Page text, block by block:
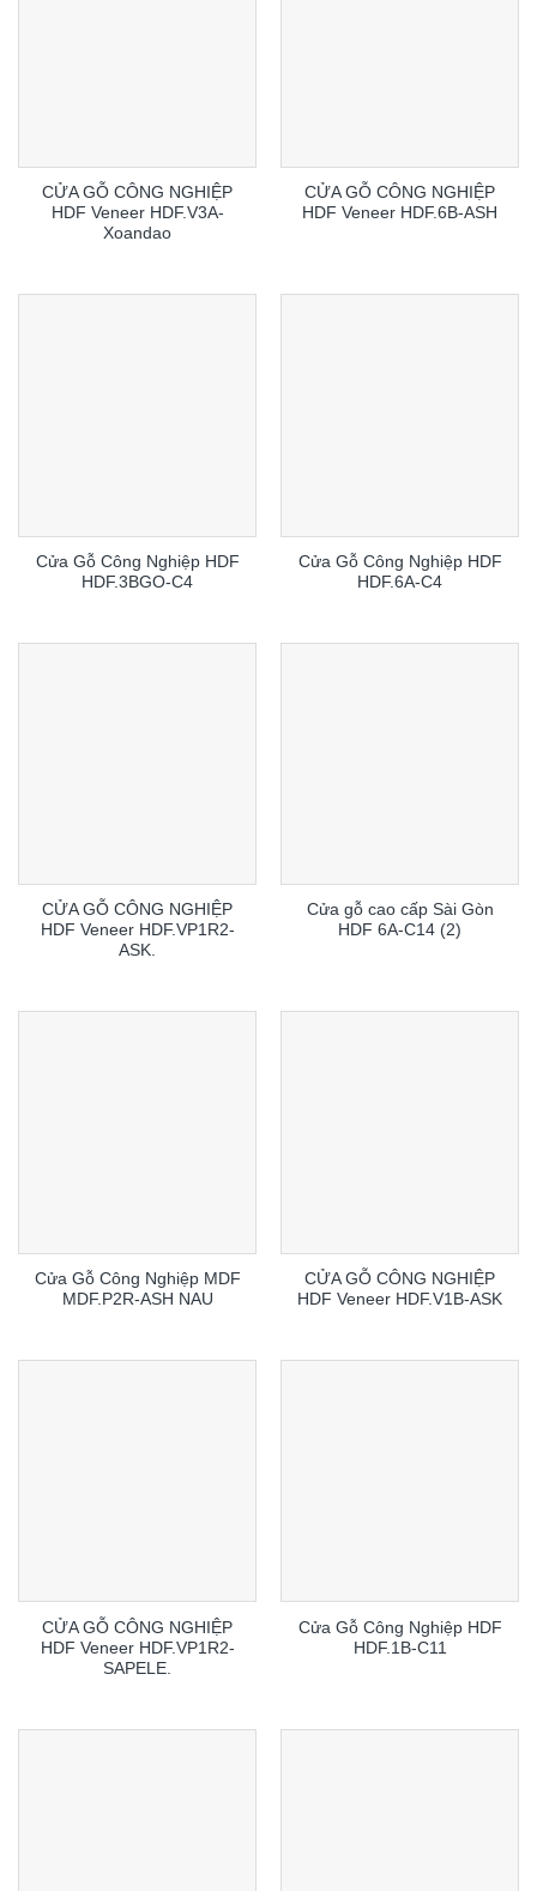
CỬA GỖ CÔNG NGHIỆP
HDF Veneer HDF.V3A-
Xoandao
CỬA GỖ CÔNG NGHIỆP
HDF Veneer HDF.6B-ASH
Cửa Gỗ Công Nghiệp HDF
HDF.3BGO-C4
Cửa Gỗ Công Nghiệp HDF
HDF.6A-C4
CỬA GỖ CÔNG NGHIỆP
HDF Veneer HDF.VP1R2-
ASK.
Cửa gỗ cao cấp Sài Gòn
HDF 6A-C14 (2)
Cửa Gỗ Công Nghiệp MDF
MDF.P2R-ASH NAU
CỬA GỖ CÔNG NGHIỆP
HDF Veneer HDF.V1B-ASK
CỬA GỖ CÔNG NGHIỆP
HDF Veneer HDF.VP1R2-
SAPELE.
Cửa Gỗ Công Nghiệp HDF
HDF.1B-C11